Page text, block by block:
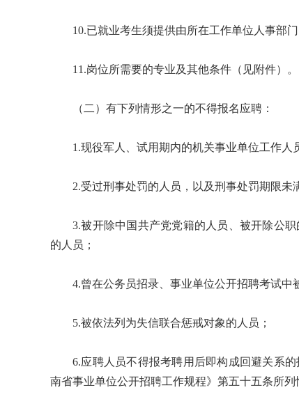
10.已就业考生须提供由所在工作单位人事部
11.岗位所需要的专业及其他条件（见附件）。
（二）有下列情形之一的不得报名应聘：
1.现役军人、试用期内的机关事业单位工作人
2.受过刑事处罚的人员，以及刑事处罚期限未
3.被开除中国共产党党籍的人员、被开除公
的人员；
4.曾在公务员招录、事业单位公开招聘考试中
5.被依法列为失信联合惩戒对象的人员；
6.应聘人员不得报考聘用后即构成回避关系
南省事业单位公开招聘工作规程》第五十五条所列